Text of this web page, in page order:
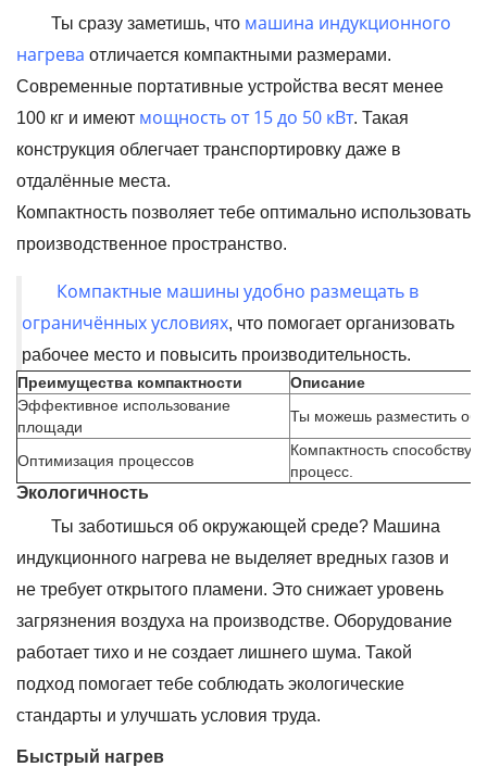
Ты сразу заметишь, что машина индукционного
нагрева отличается компактными размерами.
Современные портативные устройства весят менее
100 кг и имеют мощность от 15 до 50 кВт. Такая
конструкция облегчает транспортировку даже в
отдалённые места.
Компактность позволяет тебе оптимально использовать
производственное пространство.
Компактные машины удобно размещать в
ограничённых условиях, что помогает организовать
рабочее место и повысить производительность.
Преимущества компактности
Описание
Эффективное использование
площади
Ты можешь разместить
Оптимизация процессов
Компактность
процесс.
Экологичность
Ты заботишься об окружающей среде? Машина
индукционного нагрева не выделяет вредных газов и
не требует открытого пламени. Это снижает уровень
загрязнения воздуха на производстве. Оборудование
работает тихо и не создает лишнего шума. Такой
подход помогает тебе соблюдать экологические
стандарты и улучшать условия труда.
Быстрый нагрев